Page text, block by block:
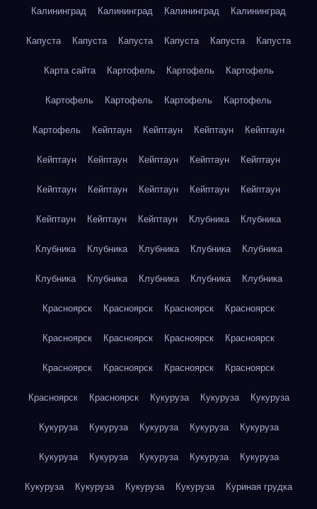
Калининград Калининград Калининград Калининград
Капуста Капуста Капуста Капуста Капуста Капуста
Карта сайта Картофель Картофель Картофель
Картофель Картофель Картофель Картофель
Картофель Кейптаун Кейптаун Кейптаун Кейптаун
Кейптаун Кейптаун Кейптаун Кейптаун Кейптаун
Кейптаун Кейптаун Кейптаун Кейптаун Кейптаун
Кейптаун Кейптаун Кейптаун Клубника Клубника
Клубника Клубника Клубника Клубника Клубника
Клубника Клубника Клубника Клубника Клубника
Красноярск Красноярск Красноярск Красноярск
Красноярск Красноярск Красноярск Красноярск
Красноярск Красноярск Красноярск Красноярск
Красноярск Красноярск Кукуруза Кукуруза Кукуруза
Кукуруза Кукуруза Кукуруза Кукуруза Кукуруза
Кукуруза Кукуруза Кукуруза Кукуруза Кукуруза
Кукуруза Кукуруза Кукуруза Кукуруза Куриная грудка